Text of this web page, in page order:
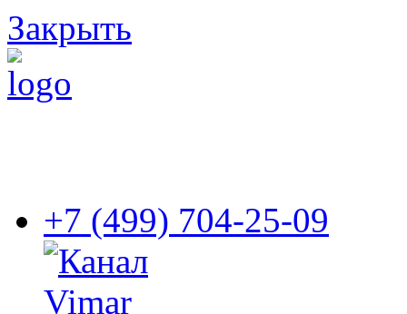
Закрыть
+7 (499) 704-25-09